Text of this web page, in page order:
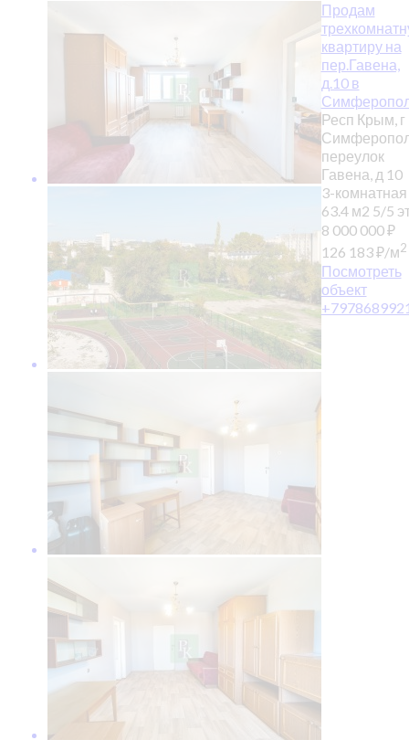
Продам
квартиру на
пер.Гавена,
д.10 в
Респ Крым, г
переулок
Гавена, д 10
3-комнатная
63.4 м2 5/5
8 000 000₽
126 183₽/м2
Посмотреть
объект